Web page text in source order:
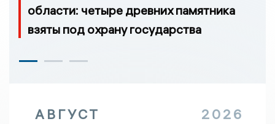
области: четыре древних памятника
взяты под охрану государства
АВГУСТ 2026